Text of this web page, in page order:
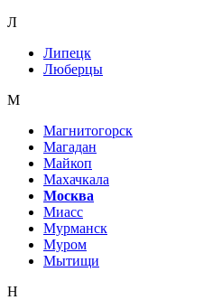
Л
Липецк
Люберцы
М
Магнитогорск
Магадан
Майкоп
Махачкала
Москва
Миасс
Мурманск
Муром
Мытищи
Н